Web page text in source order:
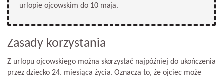
urlopie ojcowskim do 10 maja.
Zasady korzystania
Z urlopu ojcowskiego można skorzystać najpóźniej do ukończenia
przez dziecko 24. miesiąca życia. Oznacza to, że ojciec może